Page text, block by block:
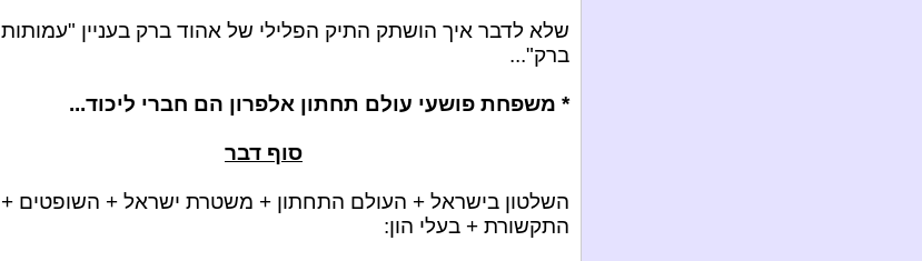
שלא לדבר איך הושתק התיק הפלילי של אהוד ברק בעניין "עמותות
ברק"...
* משפחת פושעי עולם תחתון אלפרון הם חברי ליכוד...
סוף דבר
השלטון בישראל + העולם התחתון + משטרת ישראל + השופטים +
התקשורת + בעלי הון: